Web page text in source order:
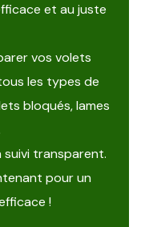
et au juste
vos volets
les types de
bloqués, lames
transparent.
pour un
!